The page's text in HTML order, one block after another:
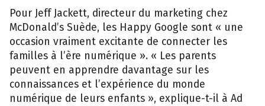
Pour Jeff Jackett, directeur du marketing chez
McDonald’s Suède, les Happy Google sont « une
occasion vraiment excitante de connecter les
familles à l’ère numérique ». « Les parents
peuvent en apprendre davantage sur les
connaissances et l’expérience du monde
numérique de leurs enfants », explique-t-il à Ad